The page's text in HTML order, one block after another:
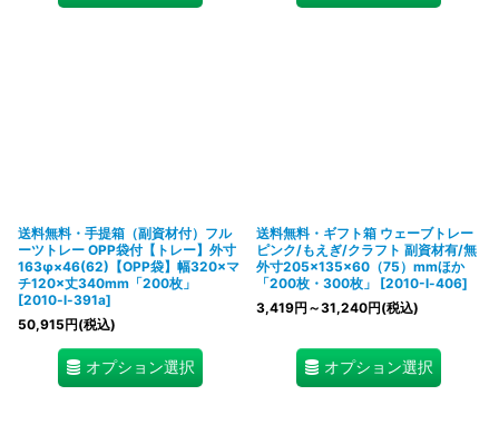
送料無料・手提箱（副資材付）フル
ーツトレー OPP袋付【トレー】外寸
163φ×46(62)【OPP袋】幅320×マ
チ120×丈340mm「200枚」
[2010-l-391a]
50,915円(税込)
オプション選択
送料無料・ギフト箱 ウェーブトレー
ピンク/もえぎ/クラフト 副資材有/無
外寸205×135×60（75）mmほか
「200枚・300枚」
[2010-l-406]
3,419円 ～31,240円(税込)
オプション選択